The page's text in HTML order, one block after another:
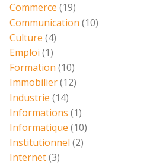
Commerce (19)
Communication (10)
Culture (4)
Emploi (1)
Formation (10)
Immobilier(12)
Industrie (14)
Informations (1)
Informatique (10)
Institutionnel (2)
Internet(3)